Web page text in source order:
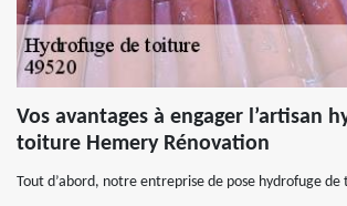
Vos avantages à engager l’artisan
toiture Hemery Rénovation
Tout d’abord, notre entreprise de pose hydrofuge